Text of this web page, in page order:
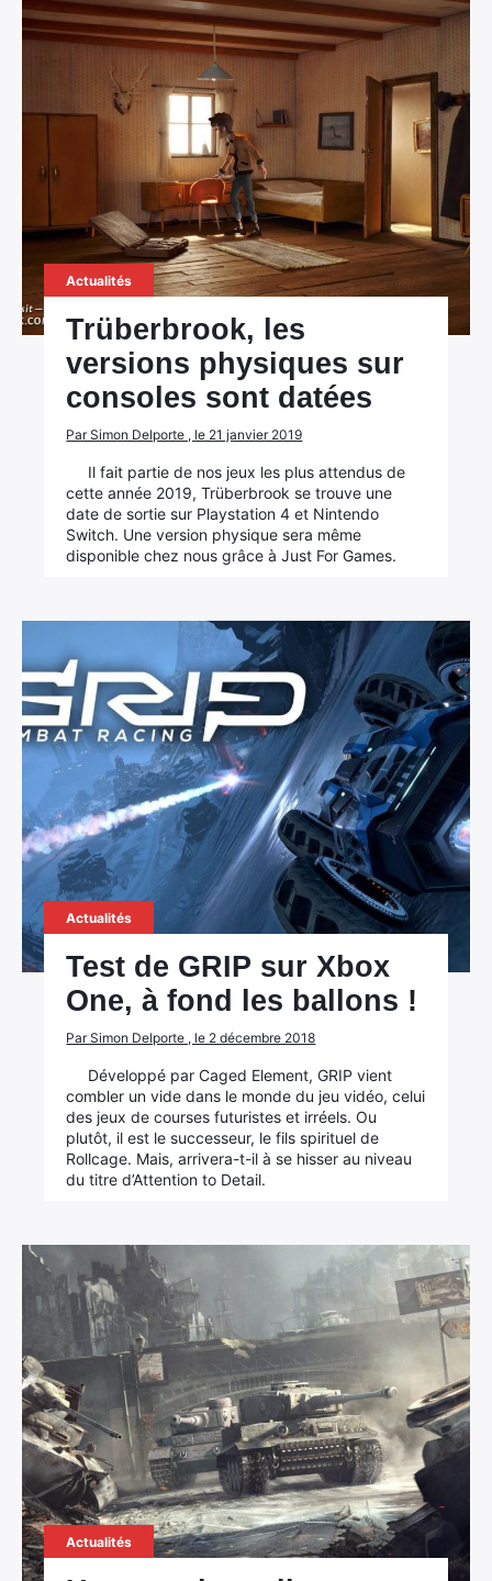
Actualités
Trüberbrook, les
versions physiques sur
consoles sont datées
Par Simon Delporte , le 21 janvier 2019
Il fait partie de nos jeux les plus attendus de
cette année 2019, Trüberbrook se trouve une
date de sortie sur Playstation 4 et Nintendo
Switch. Une version physique sera même
disponible chez nous grâce à Just For Games.
Actualités
Test de GRIP sur Xbox
One, à fond les ballons !
Par Simon Delporte , le 2 décembre 2018
Développé par Caged Element, GRIP vient
combler un vide dans le monde du jeu vidéo, celui
des jeux de courses futuristes et irréels. Ou
plutôt, il est le successeur, le fils spirituel de
Rollcage. Mais, arrivera-t-il à se hisser au niveau
du titre d’Attention to Detail.
Actualités
×
Rechercher
: